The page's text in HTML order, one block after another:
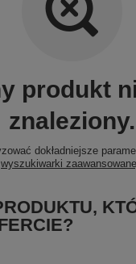
produkt
znaleziony.
dokładniejsze
wyszukiwarki